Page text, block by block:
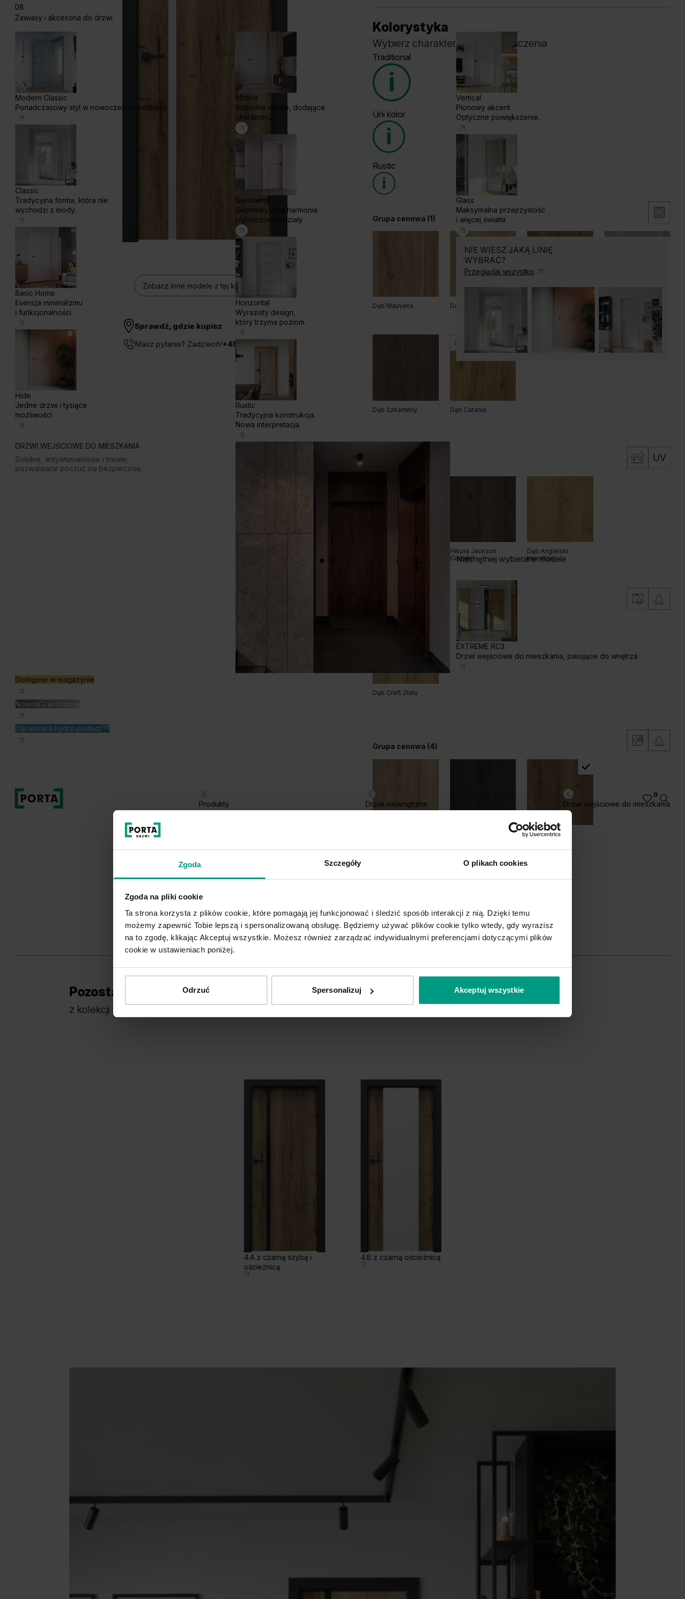
Zgoda Szczegóły O plikach cookies
Zgoda na pliki cookie
Ta strona korzysta z plików cookie, które pomagają jej funkcjonować i śledzić sposób interakcji z nią. Dzięki temu
możemy zapewnić Tobie lepszą i spersonalizowaną obsługę. Będziemy używać plików cookie tylko wtedy, gdy wyrazisz
na to zgodę, klikając Akceptuj wszystkie. Możesz również zarządzać indywidualnymi preferencjami dotyczącymi plików
cookie w ustawieniach poniżej.
Odrzuć Spersonalizuj Akceptuj wszystkie
08
Zawiasy i akcesoria do drzwi
Modern Classic
Ponadczasowy styl w nowoczesnej odsłonie
Classic
Tradycyjna forma, która nie
wychodzi z mody.
Basic Home
Esencja minimalizmu
i funkcjonalności
Hide
Jedne drzwi i tysiące
możliwości
Motive
Subtelne detale, dodające
charakteru
Geometric
Geometryczna harmonia
i rytmiczne podziały
Horizontal
Wyrazisty design,
który trzyma poziom.
Rustic
Tradycyjna konstrukcja.
Nowa interpretacja.
Vertical
Pionowy akcent.
Optyczne powiększenie.
Glass
Maksymalna przejrzystość
i więcej światła
NIE WIESZ JAKĄ LINIĘ
WYBRAĆ?
Przeglądaj wszystko
DRZWI WEJŚCIOWE DO MIESZKANIA
Solidne, antywłamaniowe i trwałe,
pozwalające poczuć się bezpiecznie.
Najchętniej wybierane modele
EXTREME RC3
Drzwi wejściowe do mieszkania, pasujące do wnętrza
Dostępne w magazynie
NowośCi w ofercie
Ościeżnica hydro protectTM
Produkty Drzwi wewnętrzne Drzwi wejściowe do mieszkania
0
Zobacz inne modele z tej kolekcji
Sprawdź, gdzie kupisz
Masz pytania? Zadzwoń!+48 585 858 056
Kolorystyka
Wybierz charakter i kolor wykończenia
Traditional
Grupa cenowa (2)
Dąb Kalifornia Dąb Naturalny
Hikora Naturalna
Akacja Lakeland
Dąb Kendal Naturalny
Uni kolor
Grupa cenowa (4)
Szary Piaskowy
Rustic
Grupa cenowa (1)
Dąb Mauvella Dąb Craft Złoty Akacja Srebrna
Dąb Szkarłatny Dąb Catania
Hikora Jackson
Ciemny
Dąb Angielski
Hamilton
Dąb Craft Złoty
Grupa cenowa (4)
Halifax Tabak
Pozostałe modele
z kolekcji PORTA LOFT
4.A z czarną szybą i
ościeżnicą
4.B z czarną ościeżnicą